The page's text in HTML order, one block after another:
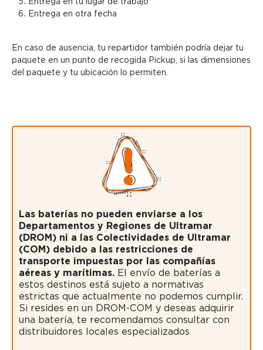
Entrega en otra fecha
En caso de ausencia, tu repartidor también podría dejar tu
paquete en un punto de recogida Pickup, si las dimensiones
del paquete y tu ubicación lo permiten.
Las baterías no pueden enviarse a los
Departamentos y Regiones de Ultramar
(DROM) ni a las Colectividades de Ultramar
(COM) debido a las restricciones de
transporte impuestas por las compañías
aéreas y marítimas. El envío de baterías a
estos destinos está sujeto a normativas
estrictas que actualmente no podemos cumplir.
Si resides en un DROM-COM y deseas adquirir
una batería, te recomendamos consultar con
distribuidores locales especializados